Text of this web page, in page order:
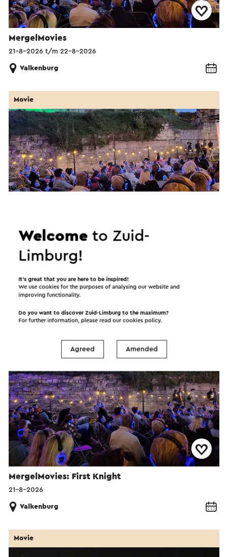
MergelMovies
21-8-2026 t/m 22-8-2026
Valkenburg
MergelMovies: La La Land
Movie
Valkenburg
MergelMovies: First Knight
Movie
21-8-2026
Valkenburg
Movie
Welcometo Zuid-
Limburg!
It’s great that you are here to be inspired!
We use cookies for the purposes of analysing our website and
improving functionality.
Do you want to discover Zuid-Limburg to the maximum?
For further information, please read ourcookies policy.
Agreed Amended